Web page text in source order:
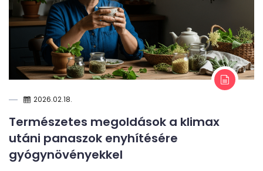
2026.02.18.
Természetes megoldások a klimax
utáni panaszok enyhítésére
gyógynövényekkel